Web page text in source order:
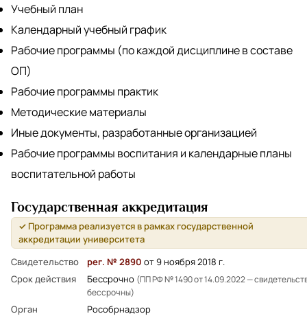
Учебный план
Календарный учебный график
Рабочие программы (по каждой дисциплине в составе
ОП)
Рабочие программы практик
Методические материалы
Иные документы, разработанные организацией
Рабочие программы воспитания и календарные планы
воспитательной работы
Государственная аккредитация
✓ Программа реализуется в рамках государственной
аккредитации университета
Свидетельство
рег. № 2890 от 9 ноября 2018 г.
Срок действия
Бессрочно (ПП РФ № 1490 от 14.09.2022 —
бессрочны)
Орган Рособрнадзор